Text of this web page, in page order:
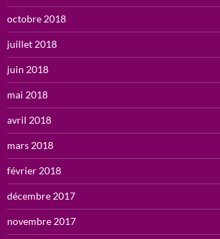
octobre 2018
juillet 2018
juin 2018
mai 2018
avril 2018
mars 2018
février 2018
décembre 2017
novembre 2017